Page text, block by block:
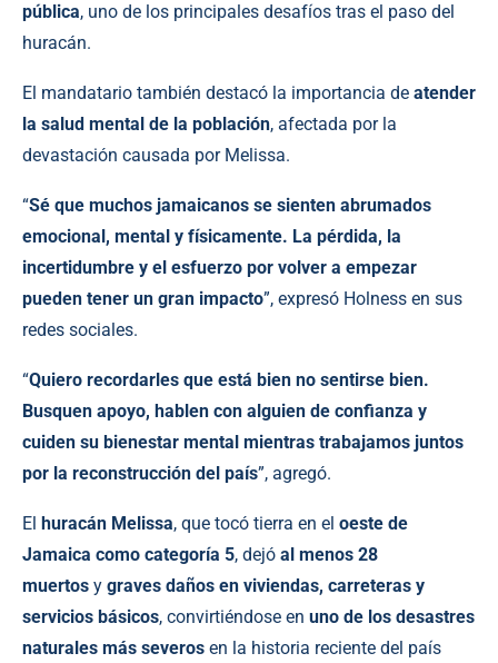
pública, uno de los principales desafíos tras el paso del
huracán.
El mandatario también destacó la importancia de atender
la salud mental de la población, afectada por la
devastación causada por Melissa.
“Sé que muchos jamaicanos se sienten abrumados
emocional, mental y físicamente. La pérdida, la
incertidumbre y el esfuerzo por volver a empezar
pueden tener un gran impacto”, expresó Holness en sus
redes sociales.
“Quiero recordarles que está bien no sentirse bien.
Busquen apoyo, hablen con alguien de confianza y
cuiden su bienestar mental mientras trabajamos juntos
por la reconstrucción del país”, agregó.
El huracán Melissa, que tocó tierra en el oeste de
Jamaica como categoría 5, dejó al menos 28
muertos y graves daños en viviendas, carreteras y
servicios básicos, convirtiéndose en uno de los desastres
naturales más severos en la historia reciente del país